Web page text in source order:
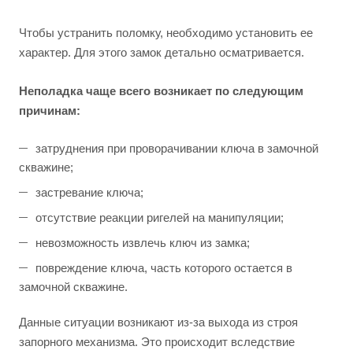
Чтобы устранить поломку, необходимо установить ее
характер. Для этого замок детально осматривается.
Неполадка чаще всего возникает по следующим
причинам:
затруднения при проворачивании ключа в замочной
скважине;
застревание ключа;
отсутствие реакции ригелей на манипуляции;
невозможность извлечь ключ из замка;
повреждение ключа, часть которого остается в
замочной скважине.
Данные ситуации возникают из-за выхода из строя
запорного механизма. Это происходит вследствие